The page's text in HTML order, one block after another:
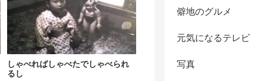
しゃべればしゃべたでしゃべられ
るし
僻地のグルメ
元気になるテレビ
写真